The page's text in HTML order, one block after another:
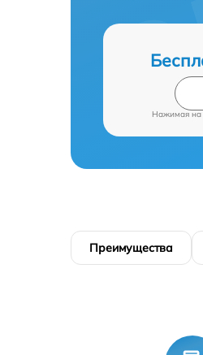
Нажимая на
Преимущества